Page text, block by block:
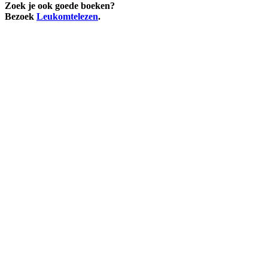
Zoek je ook goede boeken?
Bezoek Leukomtelezen.